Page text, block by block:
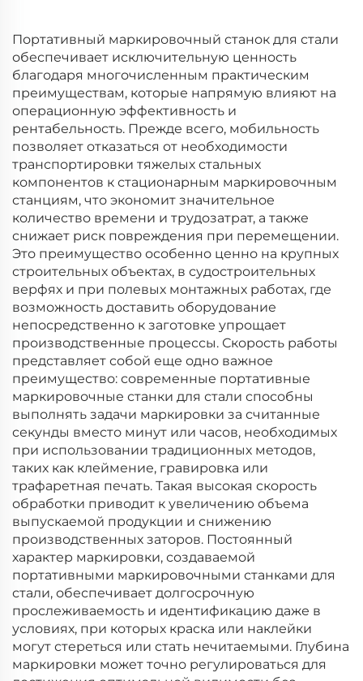
Портативный маркировочный станок для стали
обеспечивает исключительную ценность
благодаря многочисленным практическим
преимуществам, которые напрямую влияют на
операционную эффективность и
рентабельность. Прежде всего, мобильность
позволяет отказаться от необходимости
транспортировки тяжелых стальных
компонентов к стационарным маркировочным
станциям, что экономит значительное
количество времени и трудозатрат, а также
снижает риск повреждения при перемещении.
Это преимущество особенно ценно на крупных
строительных объектах, в судостроительных
верфях и при полевых монтажных работах, где
возможность доставить оборудование
непосредственно к заготовке упрощает
производственные процессы. Скорость работы
представляет собой еще одно важное
преимущество: современные портативные
маркировочные станки для стали способны
выполнять задачи маркировки за считанные
секунды вместо минут или часов, необходимых
при использовании традиционных методов,
таких как клеймение, гравировка или
трафаретная печать. Такая высокая скорость
обработки приводит к увеличению объема
выпускаемой продукции и снижению
производственных заторов. Постоянный
характер маркировки, создаваемой
портативными маркировочными станками для
стали, обеспечивает долгосрочную
прослеживаемость и идентификацию даже в
условиях, при которых краска или наклейки
могут стереться или стать нечитаемыми. Глубина
маркировки может точно регулироваться для